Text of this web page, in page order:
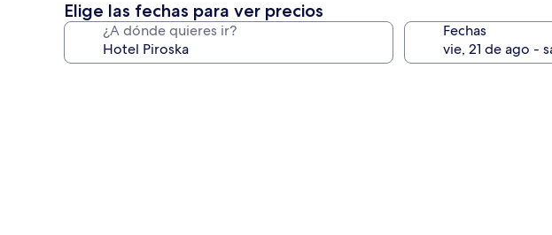
estrellas
Elige las fechas para ver precios
¿A dónde quieres ir? Fechas